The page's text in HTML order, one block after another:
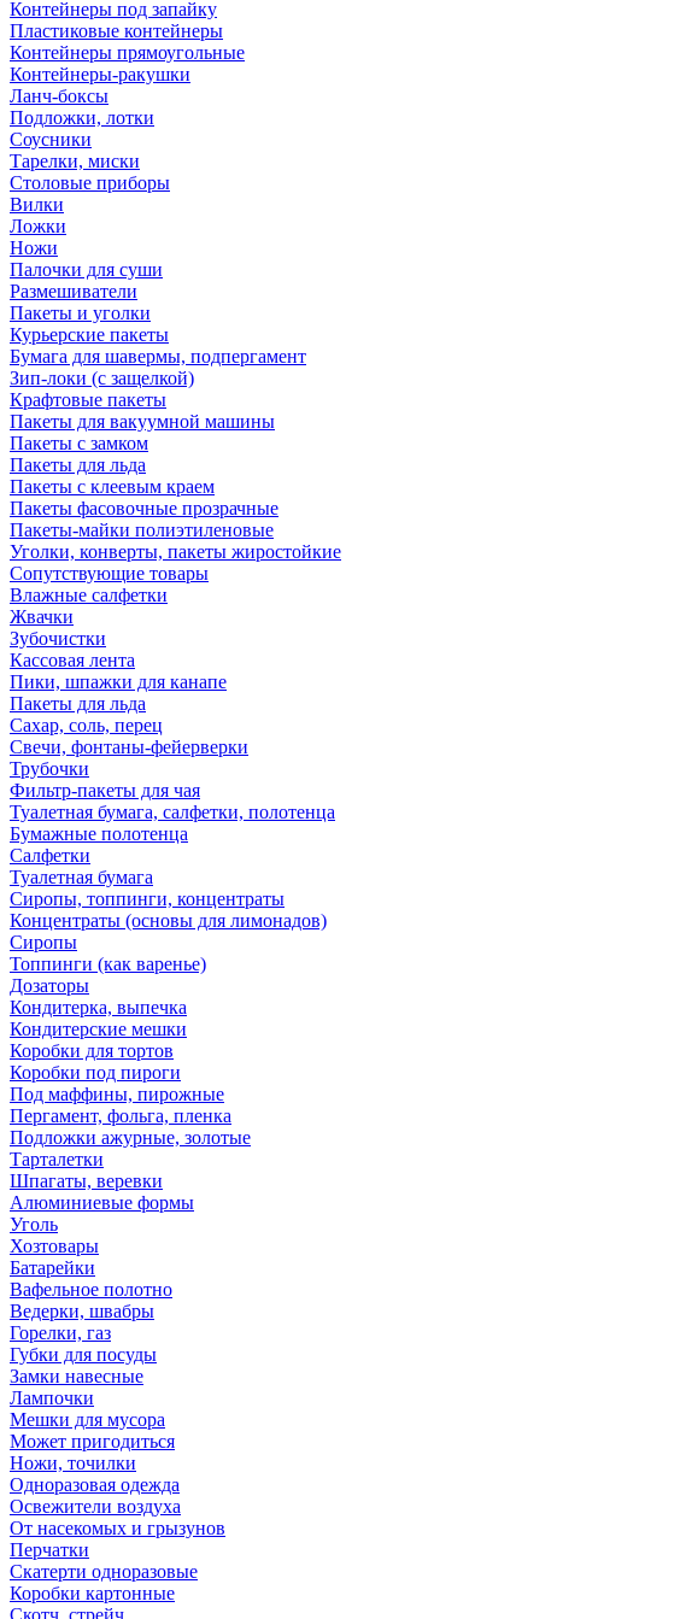
Контейнеры под запайку
Пластиковые контейнеры
Контейнеры прямоугольные
Контейнеры-ракушки
Ланч-боксы
Подложки, лотки
Соусники
Тарелки, миски
Столовые приборы
Вилки
Ложки
Ножи
Палочки для суши
Размешиватели
Пакеты и уголки
Курьерские пакеты
Бумага для шавермы, подпергамент
Зип-локи (с защелкой)
Крафтовые пакеты
Пакеты для вакуумной машины
Пакеты с замком
Пакеты для льда
Пакеты с клеевым краем
Пакеты фасовочные прозрачные
Пакеты-майки полиэтиленовые
Уголки, конверты, пакеты жиростойкие
Сопутствующие товары
Влажные салфетки
Жвачки
Зубочистки
Кассовая лента
Пики, шпажки для канапе
Пакеты для льда
Сахар, соль, перец
Свечи, фонтаны-фейерверки
Трубочки
Фильтр-пакеты для чая
Туалетная бумага, салфетки, полотенца
Бумажные полотенца
Салфетки
Туалетная бумага
Сиропы, топпинги, концентраты
Концентраты (основы для лимонадов)
Сиропы
Топпинги (как варенье)
Дозаторы
Кондитерка, выпечка
Кондитерские мешки
Коробки для тортов
Коробки под пироги
Под маффины, пирожные
Пергамент, фольга, пленка
Подложки ажурные, золотые
Тарталетки
Шпагаты, веревки
Алюминиевые формы
Уголь
Хозтовары
Батарейки
Вафельное полотно
Ведерки, швабры
Горелки, газ
Губки для посуды
Замки навесные
Лампочки
Мешки для мусора
Может пригодиться
Ножи, точилки
Одноразовая одежда
Освежители воздуха
От насекомых и грызунов
Перчатки
Скатерти одноразовые
Коробки картонные
Скотч, стрейч